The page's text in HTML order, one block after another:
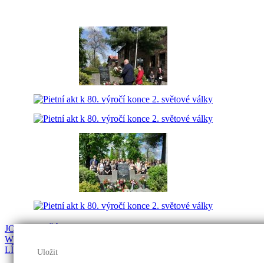
JOKRYS
WEBU
LÍSTEKUložit